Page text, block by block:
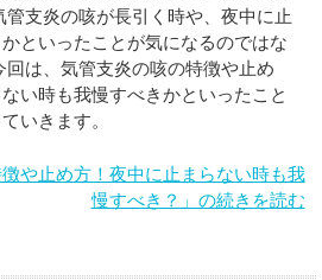
支炎の咳が長引く時や、夜中に止
といったことが気になるのではな
は、気管支炎の咳の特徴や止め
い時も我慢すべきかといったこと
いきます。
徴や止め方！夜中に止まらない時も我
慢すべき？」の続きを読む